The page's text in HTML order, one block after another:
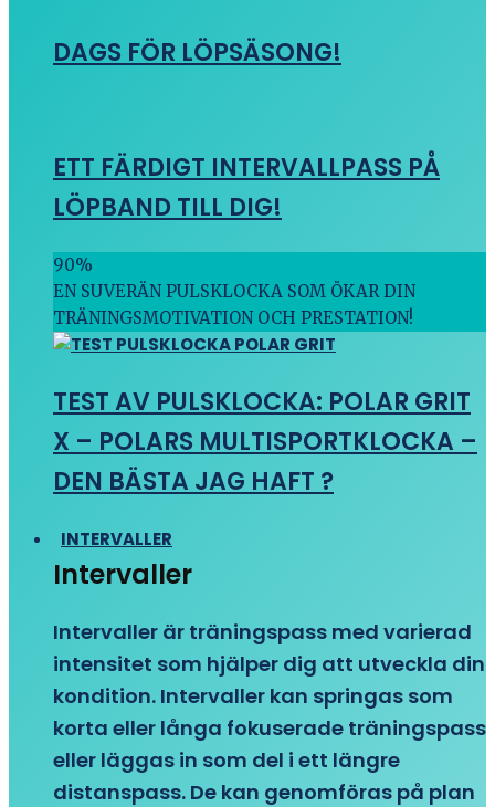
DAGS FÖR LÖPSÄSONG!
ETT FÄRDIGT INTERVALLPASS PÅ
LÖPBAND TILL DIG!
90%
EN SUVERÄN PULSKLOCKA SOM ÖKAR DIN
TRÄNINGSMOTIVATION OCH PRESTATION!
TEST AV PULSKLOCKA: POLAR GRIT
X – POLARS MULTISPORTKLOCKA –
DEN BÄSTA JAG HAFT ?
INTERVALLER
Intervaller
Intervaller är träningspass med varierad
intensitet som hjälper dig att utveckla din
kondition. Intervaller kan springas som
korta eller långa fokuserade träningspass
eller läggas in som del i ett längre
distanspass. De kan genomföras på plan